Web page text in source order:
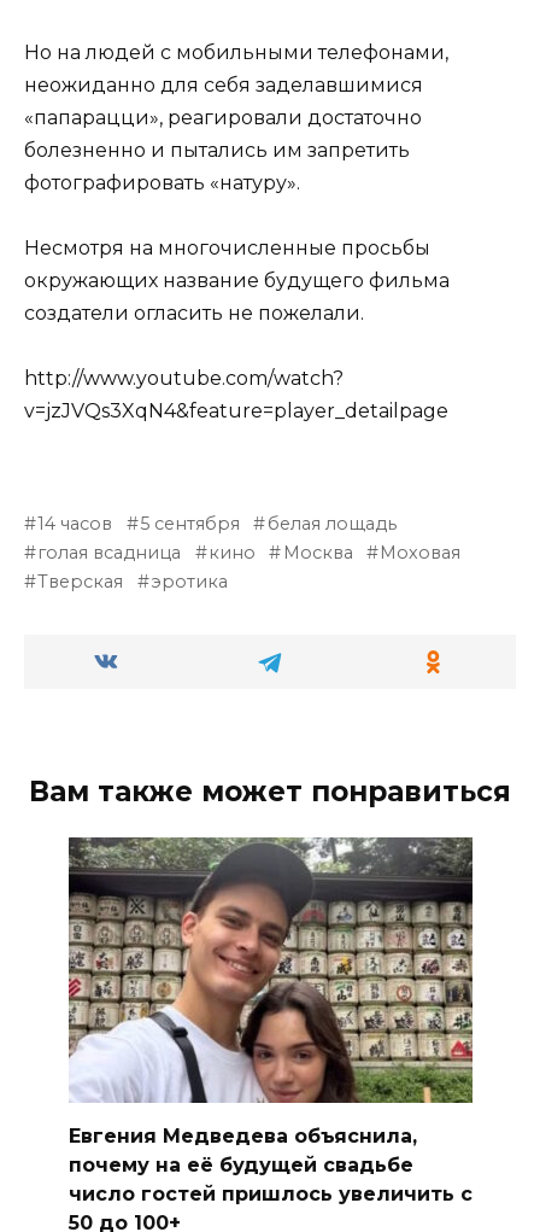
Но на людей с мобильными телефонами,
неожиданно для себя заделавшимися
«папарацци», реагировали достаточно
болезненно и пытались им запретить
фотографировать «натуру».
Несмотря на многочисленные просьбы
окружающих название будущего фильма
создатели огласить не пожелали.
http://www.youtube.com/watch?
v=jzJVQs3XqN4&feature=player_detailpage
14 часов 5 сентября
белая лощадь
голая всадница
кино Москва
Моховая
Тверская
эротика
Вам также может понравиться
Евгения Медведева объяснила,
почему на её будущей свадьбе
число гостей пришлось увеличить с
50 до 100+